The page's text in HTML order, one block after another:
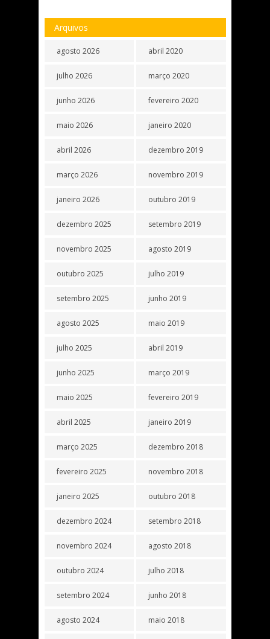
Arquivos
agosto 2026
julho 2026
junho 2026
maio 2026
abril 2026
março 2026
janeiro 2026
dezembro 2025
novembro 2025
outubro 2025
setembro 2025
agosto 2025
julho 2025
junho 2025
maio 2025
abril 2025
março 2025
fevereiro 2025
janeiro 2025
dezembro 2024
novembro 2024
outubro 2024
setembro 2024
agosto 2024
abril 2020
março 2020
fevereiro 2020
janeiro 2020
dezembro 2019
novembro 2019
outubro 2019
setembro 2019
agosto 2019
julho 2019
junho 2019
maio 2019
abril 2019
março 2019
fevereiro 2019
janeiro 2019
dezembro 2018
novembro 2018
outubro 2018
setembro 2018
agosto 2018
julho 2018
junho 2018
maio 2018